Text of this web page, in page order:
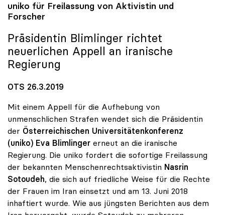
uniko für Freilassung von Aktivistin und
Forscher
Präsidentin Blimlinger richtet
neuerlichen Appell an iranische
Regierung
OTS 26.3.2019
Mit einem Appell für die Aufhebung von
unmenschlichen Strafen wendet sich die Präsidentin
der Österreichischen Universitätenkonferenz
(uniko) Eva Blimlinger erneut an die iranische
Regierung. Die uniko fordert die sofortige Freilassung
der bekannten Menschenrechtsaktivistin Nasrin
Sotoudeh, die sich auf friedliche Weise für die Rechte
der Frauen im Iran einsetzt und am 13. Juni 2018
inhaftiert wurde. Wie aus jüngsten Berichten aus dem